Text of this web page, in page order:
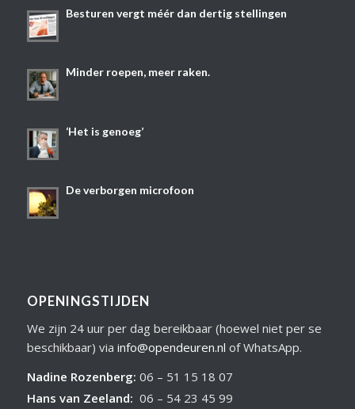
Besturen vergt méér dan dertig stellingen
Minder roepen, meer raken.
‘Het is genoeg’
De verborgen microfoon
OPENINGSTIJDEN
We zijn 24 uur per dag bereikbaar (hoewel niet per se
beschikbaar) via info@opendeuren.nl of WhatsApp.
Nadine Rozenberg: 06 – 51 15 18 07
Hans van Zeeland: 06 – 54 23 45 99